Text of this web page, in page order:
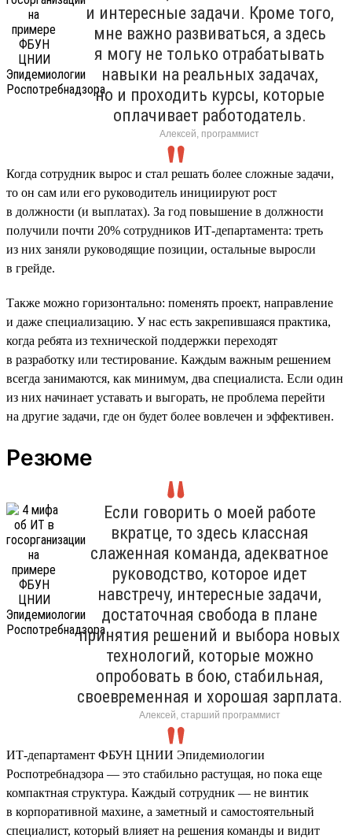
и интересные задачи. Кроме того,
мне важно развиваться, а здесь
я могу не только отрабатывать
навыки на реальных задачах,
но и проходить курсы, которые
оплачивает работодатель.
Алексей, программист
Когда сотрудник вырос и стал решать более сложные задачи,
то он сам или его руководитель инициируют рост
в должности (и выплатах). За год повышение в должности
получили почти 20% сотрудников ИТ-департамента: треть
из них заняли руководящие позиции, остальные выросли
в грейде.
Также можно горизонтально: поменять проект, направление
и даже специализацию. У нас есть закрепившаяся практика,
когда ребята из технической поддержки переходят
в разработку или тестирование. Каждым важным решением
всегда занимаются, как минимум, два специалиста. Если один
из них начинает уставать и выгорать, не проблема перейти
на другие задачи, где он будет более вовлечен и эффективен.
Резюме
Если говорить о моей работе
вкратце, то здесь классная
слаженная команда, адекватное
руководство, которое идет
навстречу, интересные задачи,
достаточная свобода в плане
принятия решений и выбора новых
технологий, которые можно
опробовать в бою, стабильная,
своевременная и хорошая зарплата.
Алексей, старший программист
ИТ-департамент ФБУН ЦНИИ Эпидемиологии
Роспотребнадзора — это стабильно растущая, но пока еще
компактная структура. Каждый сотрудник — не винтик
в корпоративной махине, а заметный и самостоятельный
специалист, который влияет на решения команды и видит